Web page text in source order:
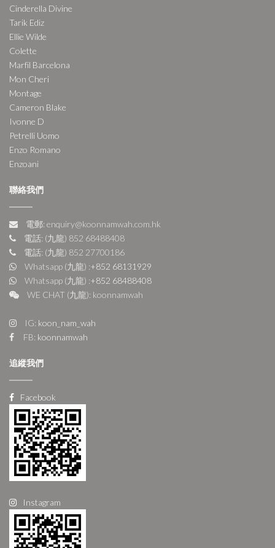
Cinderella Divine
Tarik Ediz
Ellie Wilde
Colette
Marfil Barcelona
Mon Cheri
Montage
Cameron Blake
Ivonne D
Petrelli Uomo
Enzo Romano
Enzoani
聯絡我們
電郵: enquiry@koonnamwah.com.hk
電話: (九龍) 852 68488408
電話: (九龍) 852 27700186
Whatsapp (九龍) :+852 68131929
Whatsapp (九龍) :+852 68488408
WE CHAT (九龍): koonnamwah
IG: koon_nam_wah
FB: koonnamwah
追縱我們
Facebook
Instagram